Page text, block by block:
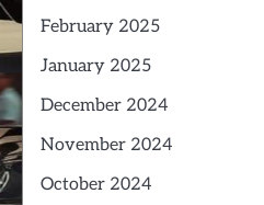
February 2025
January 2025
December 2024
November 2024
October 2024